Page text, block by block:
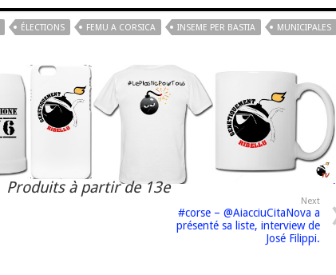
ÉLECTIONS FEMU A CORSICA INSEME PER BASTIA MUNICIPALES
Produits à partir de 13e
Next
#corse – @AiacciuCitaNova a
présenté sa liste, interview de
José Filippi.